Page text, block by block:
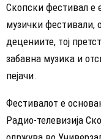
Скопски фестивал е
музички фестивали,
децениите, тој
забавна музика и
пејачи.
Фестивалот е
Радио-телевизија